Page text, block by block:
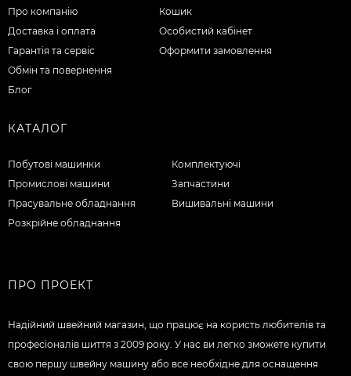
Про компанію
Доставка і оплата
Гарантія та сервіс
Обмін та повернення
Блог
Кошик
Особистий кабінет
Оформити замовлення
КАТАЛОГ
Побутові машинки
Промислові машини
Прасувальне обладнання
Розкрійне обладнання
Комплектуючі
Запчастини
Вишивальні машини
ПРО ПРОЕКТ
Надійний швейний магазин, що працює на користь любителів та
професіоналів шиття з 2009 року. У нас ви легко зможете купити
свою першу швейну машину або все необхідне для оснащення